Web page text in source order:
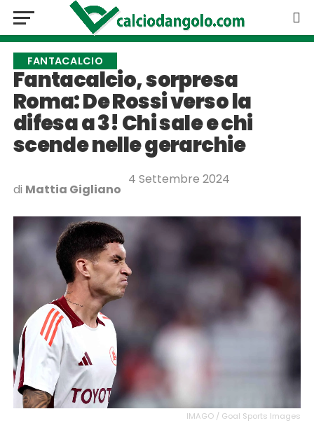
FANTACALCIO
Fantacalcio, sorpresa
Roma: De Rossi verso la
difesa a 3! Chi sale e chi
scende nelle gerarchie
di Mattia Gigliano
4 Settembre 2024
IMAGO / Goal Sports Images